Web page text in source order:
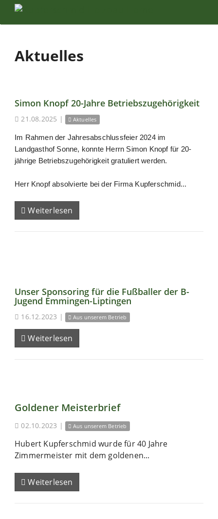
Aktuelles
Simon Knopf 20-Jahre Betriebszugehörigkeit
21.08.2025 | Aktuelles
Im Rahmen der Jahresabschlussfeier 2024 im
Landgasthof Sonne, konnte Herrn Simon Knopf für 20-
jährige Betriebszugehörigkeit gratuliert werden.
Herr Knopf absolvierte bei der Firma Kupferschmid...
Weiterlesen
Unser Sponsoring für die Fußballer der B-
Jugend Emmingen-Liptingen
16.12.2023 | Aus unserem Betrieb
Weiterlesen
Goldener Meisterbrief
02.10.2023 | Aus unserem Betrieb
Hubert Kupferschmid wurde für 40 Jahre
Zimmermeister mit dem goldenen...
Weiterlesen